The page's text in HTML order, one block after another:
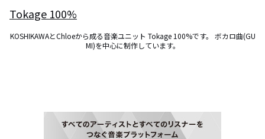
Tokage 100%
KOSHIKAWAとChloeから成る音楽ユニット Tokage 100%です。 ボカロ曲(GU
MI)を中心に制作しています。